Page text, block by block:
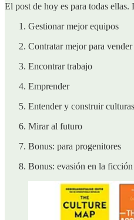
El post de hoy es para todas ellas.
Gestionar mejor equipos
Contratar mejor para vender
Encontrar trabajo
Emprender
Entender y construir culturas
Mirar al futuro
Bonus: para progenitores
Bonus: evasión en la ficción